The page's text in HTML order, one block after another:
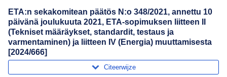
ETA:n sekakomitean päätös N:o 348/2021, annettu 10
päivänä joulukuuta 2021, ETA-sopimuksen liitteen II
(Tekniset määräykset, standardit, testaus ja
varmentaminen) ja liitteen IV (Energia) muuttamisesta
[2024/666]
Citeerwijze